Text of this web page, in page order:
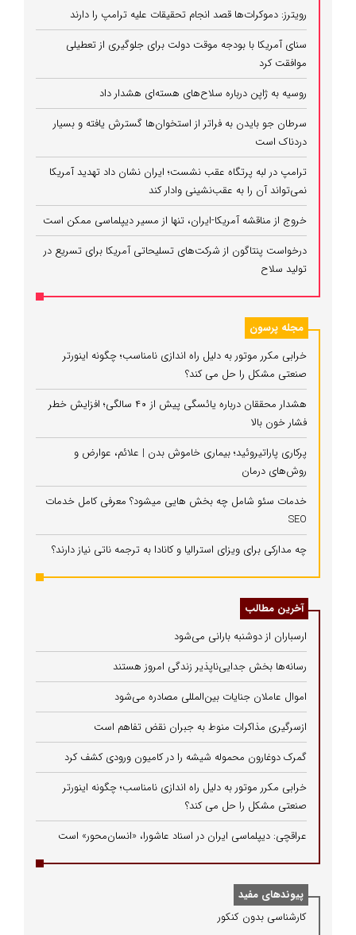
رویترز: دموکرات‌ها قصد انجام تحقیقات علیه ترامپ را دارند
سنای آمریکا با بودجه موقت دولت برای جلوگیری از تعطیلی
موافقت کرد
روسیه به ژاپن درباره سلاح‌های هسته‌ای هشدار داد
سرطان جو بایدن به فراتر از استخوان‌ها گسترش یافته و بسیار
دردناک است
ترامپ در لبه پرتگاه عقب نشست؛ ایران نشان داد تهدید آمریکا
نمی‌تواند آن را به عقب‌نشینی وادار کند
خروج از مناقشه آمریکا-ایران، تنها از مسیر دیپلماسی ممکن است
درخواست پنتاگون از شرکت‌های تسلیحاتی آمریکا برای تسریع در
تولید سلاح
مجله پرسون
خرابی مکرر موتور به دلیل راه‌ اندازی نامناسب؛ چگونه اینورتر
صنعتی مشکل را حل می‌ کند؟
هشدار محققان درباره یائسگی پیش از ۴۰ سالگی؛ افزایش خطر
فشار خون بالا
پرکاری پاراتیروئید؛ بیماری خاموش بدن | علائم، عوارض و
روش‌های درمان
خدمات سئو شامل چه بخش هایی میشود؟ معرفی کامل خدمات
SEO
چه مدارکی برای ویزای استرالیا و کانادا به ترجمه ناتی نیاز دارند؟
آخرین مطالب
ارسباران از دوشنبه بارانی می‌شود
رسانه‌ها بخش جدایی‌ناپذیر زندگی امروز هستند
اموال عاملان جنایات بین‌المللی مصادره می‌شود
ازسرگیری مذاکرات منوط به جبران نقض تفاهم است
گمرک دوغارون محموله شیشه را در کامیون ورودی کشف کرد
خرابی مکرر موتور به دلیل راه‌ اندازی نامناسب؛ چگونه اینورتر
صنعتی مشکل را حل می‌ کند؟
عراقچی: دیپلماسی ایران در اسناد عاشورا، «انسان‌محور» است
پیوندهای مفید
كارشناسی بدون كنكور